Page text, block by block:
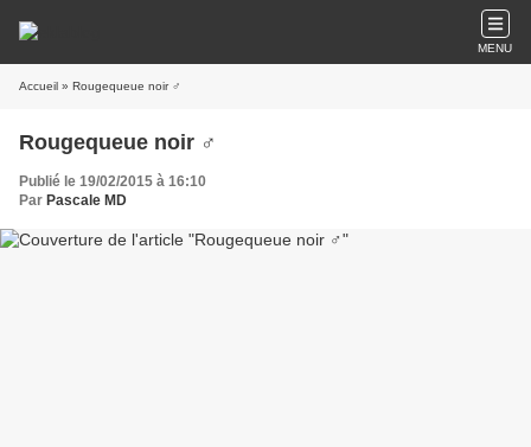
MENU
Accueil » Rougequeue noir ♂
Rougequeue noir ♂
Publié le 19/02/2015 à 16:10
Par Pascale MD